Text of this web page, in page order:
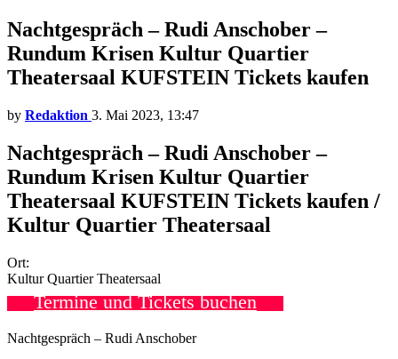
Nachtgespräch – Rudi Anschober –
Rundum Krisen Kultur Quartier
Theatersaal KUFSTEIN Tickets kaufen
by Redaktion 3. Mai 2023, 13:47
Nachtgespräch – Rudi Anschober –
Rundum Krisen Kultur Quartier
Theatersaal KUFSTEIN Tickets kaufen /
Kultur Quartier Theatersaal
Ort:
Kultur Quartier Theatersaal
Termine und Tickets buchen
Nachtgespräch – Rudi Anschober